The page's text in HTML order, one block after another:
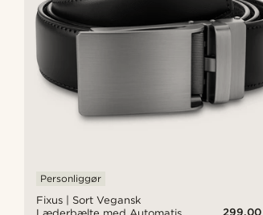
Fixus | Sort Vegansk
Personliggør